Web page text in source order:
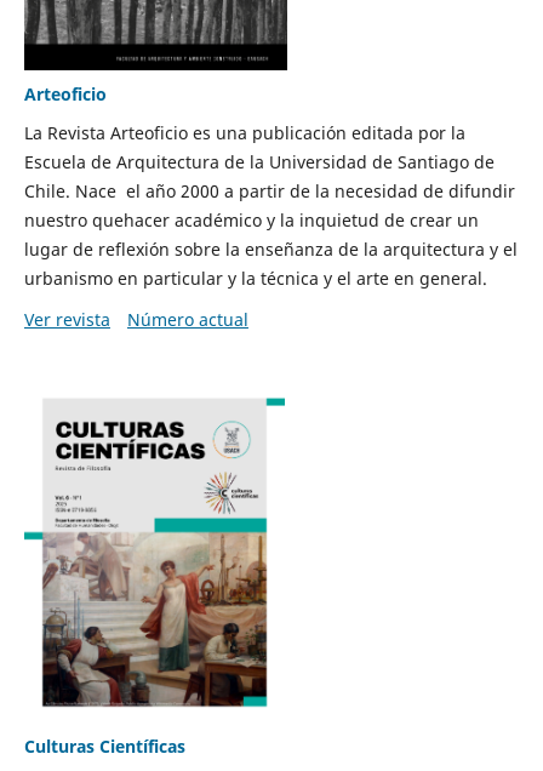
Arteoficio
La Revista Arteoficio es una publicación editada por la
Escuela de Arquitectura de la Universidad de Santiago de
Chile. Nace el año 2000 a partir de la necesidad de difundir
nuestro quehacer académico y la inquietud de crear un
lugar de reflexión sobre la enseñanza de la arquitectura y el
urbanismo en particular y la técnica y el arte en general.
Ver revista
Número actual
Culturas Científicas